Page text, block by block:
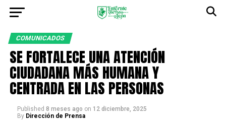
COMUNICADOS
SE FORTALECE UNA ATENCIÓN
CIUDADANA MÁS HUMANA Y
CENTRADA EN LAS PERSONAS
Published 8 meses ago on 12 diciembre, 2025
By Dirección de Prensa